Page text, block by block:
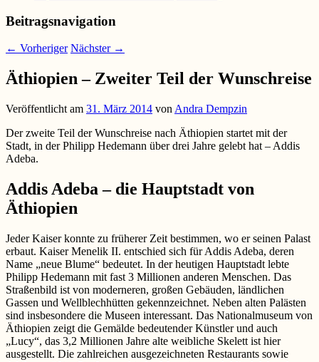
Beitragsnavigation
← Vorheriger Nächster →
Äthiopien – Zweiter Teil der Wunschreise
Veröffentlicht am 31. März 2014 von Andra Dempzin
Der zweite Teil der Wunschreise nach Äthiopien startet mit der
Stadt, in der Philipp Hedemann über drei Jahre gelebt hat – Addis
Adeba.
Addis Adeba – die Hauptstadt von
Äthiopien
Jeder Kaiser konnte zu früherer Zeit bestimmen, wo er seinen Palast
erbaut. Kaiser Menelik II. entschied sich für Addis Adeba, deren
Name „neue Blume“ bedeutet. In der heutigen Hauptstadt lebte
Philipp Hedemann mit fast 3 Millionen anderen Menschen. Das
Straßenbild ist von moderneren, großen Gebäuden, ländlichen
Gassen und Wellblechhütten gekennzeichnet. Neben alten Palästen
sind insbesondere die Museen interessant. Das Nationalmuseum von
Äthiopien zeigt die Gemälde bedeutender Künstler und auch
„Lucy“, das 3,2 Millionen Jahre alte weibliche Skelett ist hier
ausgestellt. Die zahlreichen ausgezeichneten Restaurants sowie